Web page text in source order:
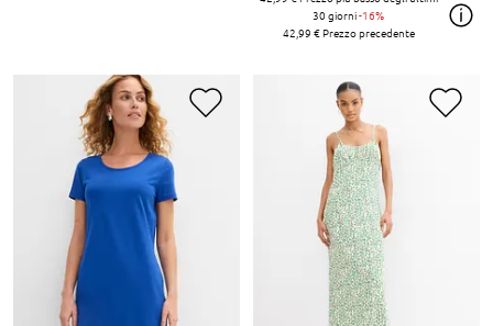
30 giorni-16%
42,99 €Prezzo precedente